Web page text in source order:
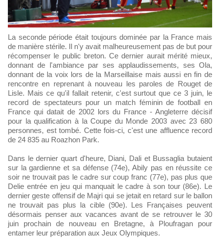
La seconde période était toujours dominée par la France mais
de manière stérile. Il n'y avait malheureusement pas de but pour
récompenser le public breton. Ce dernier aurait mérité mieux,
donnant de l'ambiance par ses applaudissements, ses Ola,
donnant de la voix lors de la Marseillaise mais aussi en fin de
rencontre en reprenant à nouveau les paroles de Rouget de
Lisle. Mais ce qu'il fallait retenir, c'est surtout que ce 3 juin, le
record de spectateurs pour un match féminin de football en
France qui datait de 2002 lors du France - Angleterre décisif
pour la qualification à la Coupe du Monde 2003 avec 23 680
personnes, est tombé. Cette fois-ci, c'est une affluence record
de 24 835 au Roazhon Park.
Dans le dernier quart d'heure, Diani, Dali et Bussaglia butaient
sur la gardienne et sa défense (74e), Abily pas en réussite ce
soir ne trouvait pas le cadre sur coup franc (77e), pas plus que
Delie entrée en jeu qui manquait le cadre à son tour (86e). Le
dernier geste offensif de Majri qui se jetait en retard sur le ballon
ne trouvait pas plus la cible (90e). Les Françaises peuvent
désormais penser aux vacances avant de se retrouver le 30
juin prochain de nouveau en Bretagne, à Ploufragan pour
entamer leur préparation aux Jeux Olympiques.